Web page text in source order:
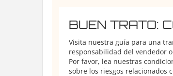
BUEN TRATO:
Visita nuestra guía para una
responsabilidad del vendedor
Por favor, lea nuestras
sobre los riesgos relacionados